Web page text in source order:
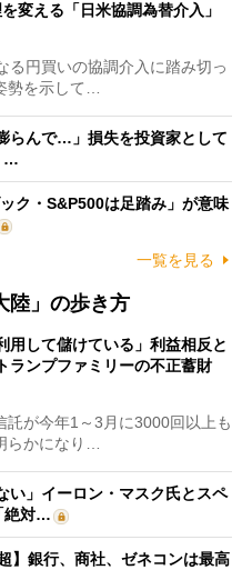
変える「日米協調為替介入」
円買いの協調介入に踏み切っ
勢を示して…
らんで…」損失を投資家として
…
ク・S&P500は足踏み」が意味
一覧を見る
陸」の歩き方
用して儲けている」利益相反と
ランプファミリーの不正蓄財
が今年1～3月に3000回以上も
らかになり…
い」イーロン・マスク氏とスペ
絶対…
】銀行、商社、ゼネコンは最高